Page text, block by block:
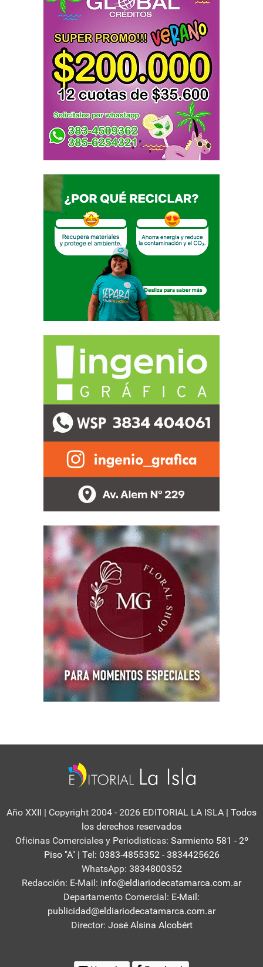
Año XXII | Copyright 2004 - 2026 EDITORIAL LA ISLA | Todos
los derechos reservados
Oficinas Comerciales y Periodisticas: Sarmiento 581 - 2º
Piso "A" | Tel: 0383-4855352 - 3834425626
WhatsApp: 3834800352
Redacción: E-Mail: info@eldiariodecatamarca.com.ar
Departamento Comercial: E-Mail:
publicidad@eldiariodecatamarca.com.ar
Director: José Alsina Alcobért